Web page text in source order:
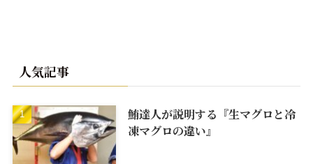
人気記事
鮪達人が説明する『生マグロと冷
凍マグロの違い』